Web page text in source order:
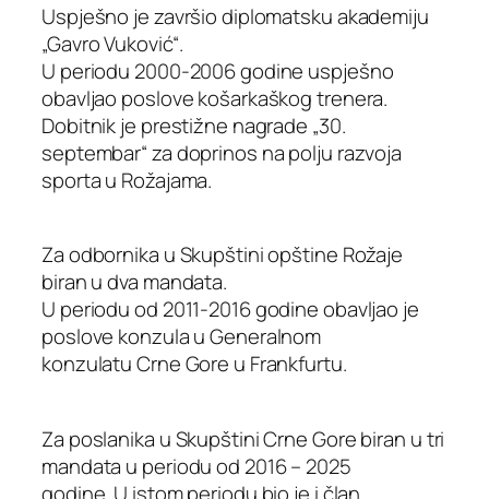
Uspješno je završio diplomatsku akademiju
„Gavro Vuković“.
U periodu 2000-2006 godine uspješno
obavljao poslove košarkaškog trenera.
Dobitnik je prestižne nagrade „30.
septembar“ za doprinos na polju razvoja
sporta u Rožajama.
Za odbornika u Skupštini opštine Rožaje
biran u dva mandata.
U periodu od 2011-2016 godine obavljao je
poslove konzula u Generalnom
konzulatu Crne Gore u Frankfurtu.
Za poslanika u Skupštini Crne Gore biran u tri
mandata u periodu od 2016 – 2025
godine. U istom periodu bio je i član